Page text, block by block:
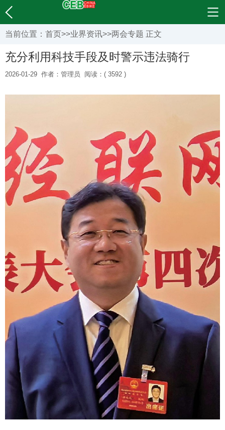
当前位置： 首页>>业界资讯>>两会专题 正文
充分利用科技手段及时警示违法骑行
2026-01-29 作者：管理员 阅读：( 3592 )